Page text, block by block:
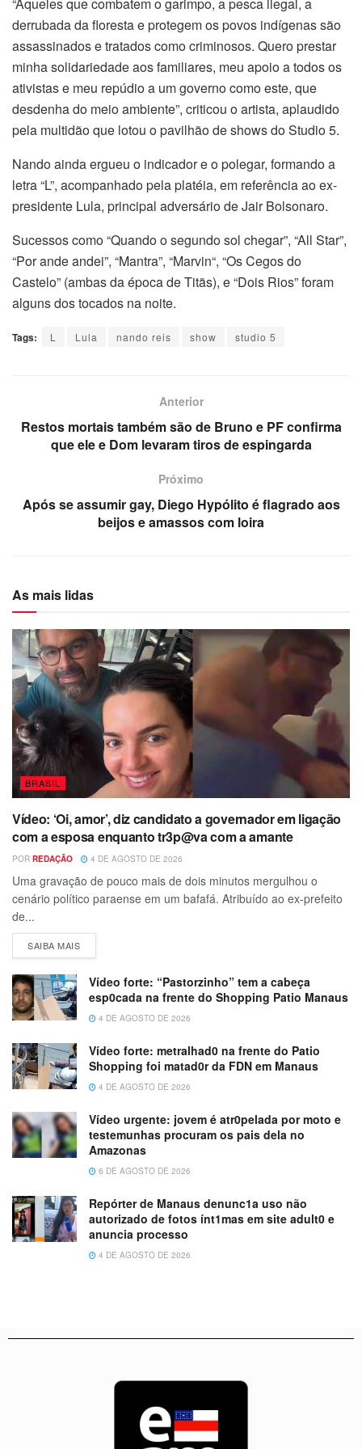
derrubada da floresta e protegem os povos indígenas são
assassinados e tratados como criminosos. Quero prestar
minha solidariedade aos familiares, meu apoio a todos os
ativistas e meu repúdio a um governo como este, que
desdenha do meio ambiente”, criticou o artista, aplaudido
pela multidão que lotou o pavilhão de shows do Studio 5.
Nando ainda ergueu o indicador e o polegar, formando a
letra “L”, acompanhado pela platéia, em referência ao ex-
presidente Lula, principal adversário de Jair Bolsonaro.
Sucessos como “Quando o segundo sol chegar”, “All Star”,
“Por ande andei”, “Mantra”, “Marvin“, “Os Cegos do
Castelo” (ambas da época de Titãs), e “Dois Rios” foram
alguns dos tocados na noite.
Tags: L Lula nando reis show studio 5
Anterior
Restos mortais também são de Bruno e PF confirma
que ele e Dom levaram tiros de espingarda
Próximo
Após se assumir gay, Diego Hypólito é flagrado aos
beijos e amassos com loira
As mais lidas
BRASIL
Vídeo: ‘Oi, amor’, diz candidato a governador em ligação
com a esposa enquanto tr3p@va com a amante
POR REDAÇÃO 4 DE AGOSTO DE 2026
Uma gravação de pouco mais de dois minutos mergulhou o
cenário político paraense em um bafafá. Atribuído ao ex-prefeito
de...
SAIBA MAIS
Vídeo forte: “Pastorzinho” tem a cabeça
esp0cada na frente do Shopping Patio Manaus
4 DE AGOSTO DE 2026
Vídeo forte: metralhad0 na frente do Patio
Shopping foi matad0r da FDN em Manaus
4 DE AGOSTO DE 2026
Vídeo urgente: jovem é atr0pelada por moto e
testemunhas procuram os pais dela no
Amazonas
6 DE AGOSTO DE 2026
Repórter de Manaus denunc1a uso não
autorizado de fotos ínt1mas em site adult0 e
anuncia processo
4 DE AGOSTO DE 2026